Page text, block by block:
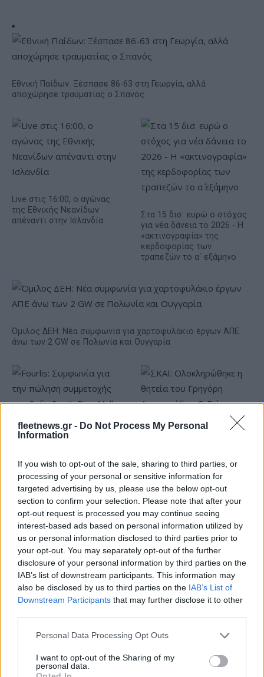
fleetnews.gr - Do Not Process My Personal
Information
If you wish to opt-out of the sale, sharing to third parties, or
processing of your personal or sensitive information for
targeted advertising by us, please use the below opt-out
section to confirm your selection. Please note that after your
opt-out request is processed you may continue seeing
interest-based ads based on personal information utilized by
us or personal information disclosed to third parties prior to
your opt-out. You may separately opt-out of the further
disclosure of your personal information by third parties on the
IAB’s list of downstream participants. This information may
also be disclosed by us to third parties on the IAB’s List of
Downstream Participants that may further disclose it to other
Please note that this website/app uses one or more Google
not limited to your visit or usage behaviour. You may click to
grant or deny consent to Google and its third-party tags to
Personal Data Processing Opt Outs
I want to opt-out of the Sharing of my
personal data.
Εθνική Παίδων: Ξέσπασε 86-63 στη Γεωργία, αλλά
αποχώρησε τραυματίας ο Σπανός
Live στις 16:00, ο αγώνας
της Εθνικής Νεανίδων
απέναντι στην Ισλανδία
Στα 15 δισ. ευρώ ο στόχος
για νέα δάνεια το 2026 - Η
«ακτινογραφία» της
κερδοφορίας των
τραπεζών το α΄ εξάμηνο
Όμιλος ΔΕΗ: Νέα συμφωνία για χαρτοφυλάκιο έργων ΑΠΕ
άνω των 2 GW σε Πολωνία και Ουγγαρία
Sofia South Ring Mall έναντι
49,35 εκατ. ευρώ
ΣΚΑΪ: Ολοκληρώθηκε η
θητεία του Γρηγόρη
Δημητριάδη - Ο Γιάννης
Αλαφούζος επιστρέφει στη
θέση του CEO
Media: Με ενίσχυση 8 εκατ. ευρώ σε 451 επιχειρήσεις
ξεκίνησε το πρόγραμμα στήριξης- Κάλυψη εισφορών
ΕΔΟΕΑΠ